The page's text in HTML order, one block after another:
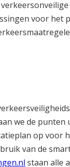
voor
we de
op
van de
staan alle